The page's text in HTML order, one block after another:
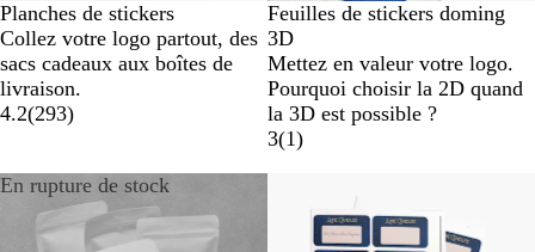
Planches de stickers
Collez votre logo partout, des
sacs cadeaux aux boîtes de
livraison.
4.2(293)
Feuilles de stickers doming
3D
Mettez en valeur votre logo.
Pourquoi choisir la 2D quand
la 3D est possible ?
3(1)
En rupture de stock